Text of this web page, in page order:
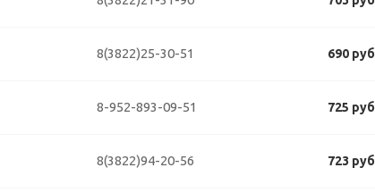
8(3822)25-30-51 690
8-952-893-09-51 725
8(3822)94-20-56 723